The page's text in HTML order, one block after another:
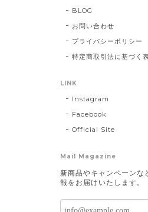
BLOG
お問い合わせ
プライバシーポリシー
特定商取引法に基づく
LINK
Instagram
Facebook
Official Site
Mail Magazine
新商品やキャンペーンな
報をお届けいたします。